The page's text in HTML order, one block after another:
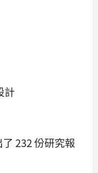
計
232 份研究報